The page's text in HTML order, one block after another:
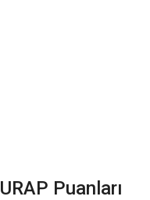
URAP Puanları